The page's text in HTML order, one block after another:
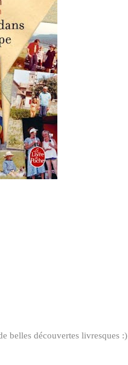
belles découvertes livresques :)